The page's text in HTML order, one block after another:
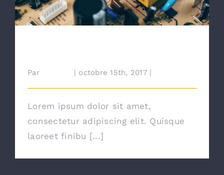
Extranet
Par | octobre 15th, 2017 |
Lorem ipsum dolor sit amet,
consectetur adipiscing elit. Quisque
laoreet finibu [...]